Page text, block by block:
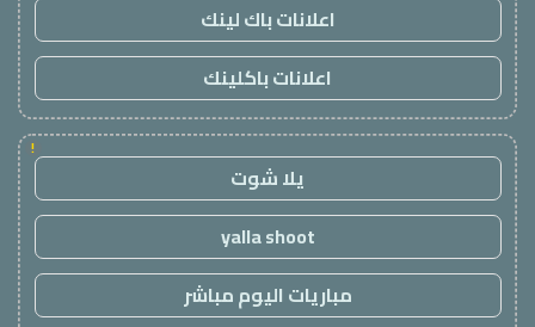
اعلانات باك لينك
اعلانات باكلينك
!
يلا شوت
yalla shoot
مباريات اليوم مباشر